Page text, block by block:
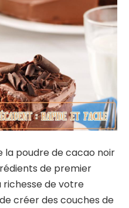
la poudre de cacao noir
de premier
de votre
créer des couches de